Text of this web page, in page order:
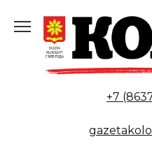
содержанию
+7